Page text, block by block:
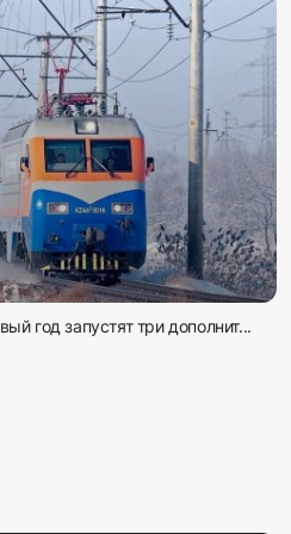
год запустят три дополнит...